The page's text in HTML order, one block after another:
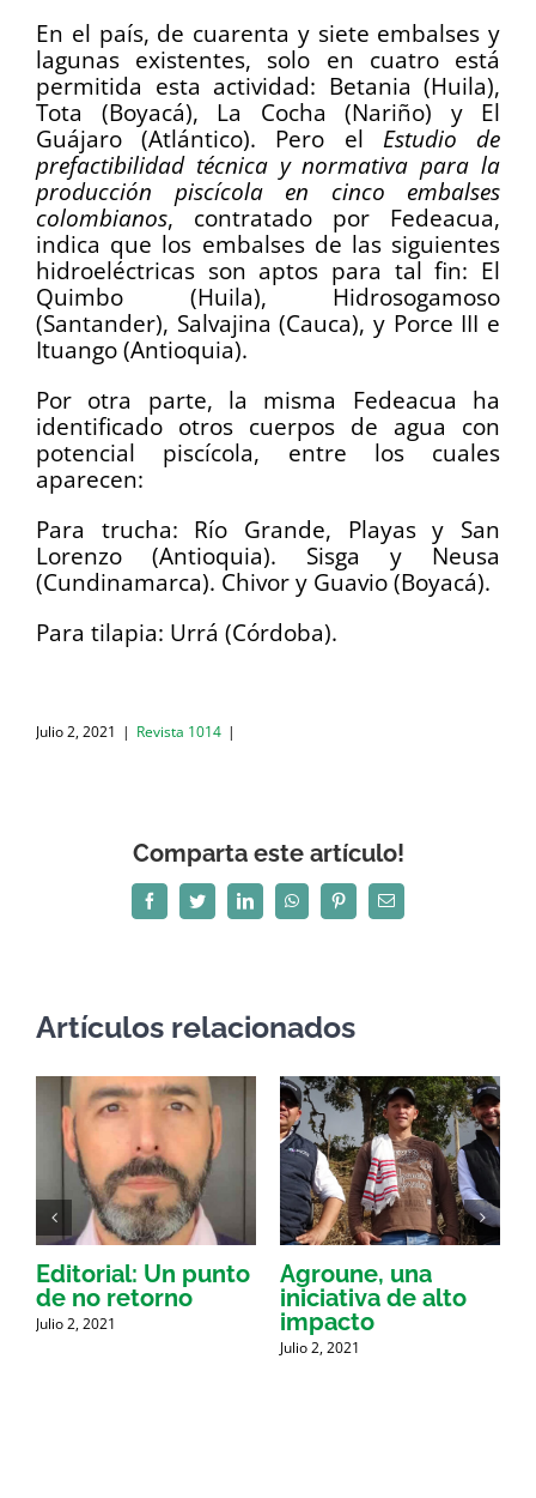
En el país, de cuarenta y siete embalses y
lagunas existentes, solo en cuatro está
permitida esta actividad: Betania (Huila),
Tota (Boyacá), La Cocha (Nariño) y El
Guájaro (Atlántico). Pero el Estudio de
prefactibilidad técnica y normativa para la
producción piscícola en cinco embalses
colombianos, contratado por Fedeacua,
indica que los embalses de las siguientes
hidroeléctricas son aptos para tal fin: El
Quimbo (Huila), Hidrosogamoso
(Santander), Salvajina (Cauca), y Porce III e
Ituango (Antioquia).
Por otra parte, la misma Fedeacua ha
identificado otros cuerpos de agua con
potencial piscícola, entre los cuales
aparecen:
Para trucha: Río Grande, Playas y San
Lorenzo (Antioquia). Sisga y Neusa
(Cundinamarca). Chivor y Guavio (Boyacá).
Para tilapia: Urrá (Córdoba).
Julio 2, 2021 | Revista 1014 |
Comparta este artículo!
FacebookTwitterLinkedInWhatsAppPinterestCorreo
electrónico
Artículos relacionados
Editorial: Un punto
de no retorno
Julio 2, 2021
Agroune, una
iniciativa de alto
impacto
Julio 2, 2021